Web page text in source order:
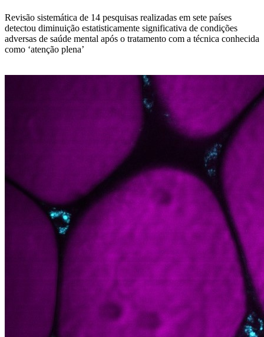
Revisão sistemática de 14 pesquisas realizadas em sete países
detectou diminuição estatisticamente significativa de condições
adversas de saúde mental após o tratamento com a técnica conhecida
como ‘atenção plena’